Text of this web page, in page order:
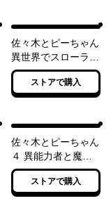
佐々木とピーちゃん
異世界でスローライ
フを楽しもうとした
ら、現代で異能バト
ルに巻き込まれた件
を始めたようです～
【電子特典付き】
ストアで購入
佐々木とピーちゃん
４ 異能力者と魔法
少女がデスゲーム勢
を巻き込んで喧嘩を
始めました ～並び
ストアで購入